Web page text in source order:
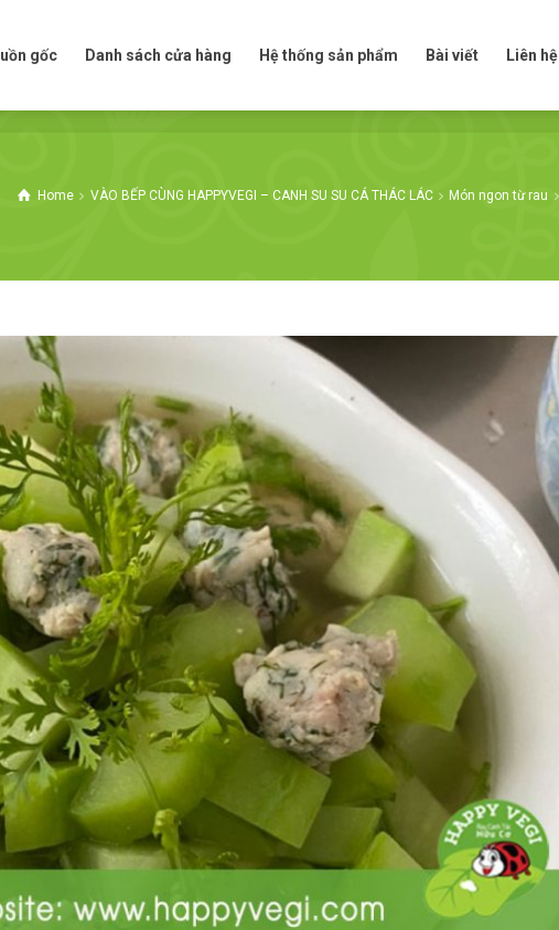
gốc Danh sách cửa hàng Hệ thống sản phẩm Bài viết Liên hệ
Home VÀO BẾP CÙNG HAPPYVEGI – CANH SU SU CÁ THÁC LÁC Món ngon từ rau